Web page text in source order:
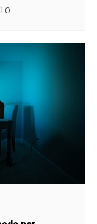
0